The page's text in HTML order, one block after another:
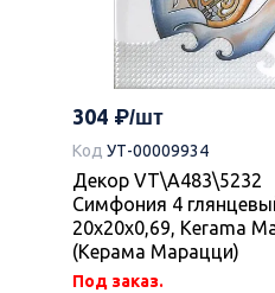
304
Код УТ-00009934
Декор VT\A483\5232
Симфония 4
20x20x0,69, Kerama
(Керама Марацци)
Под заказ.